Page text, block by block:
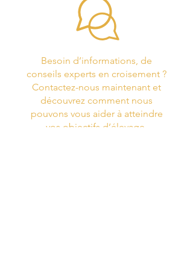
Besoin d’informations, de
conseils experts en croisement ?
Contactez-nous maintenant et
découvrez comment nous
pouvons vous aider à atteindre
vos objectifs d’élevage.